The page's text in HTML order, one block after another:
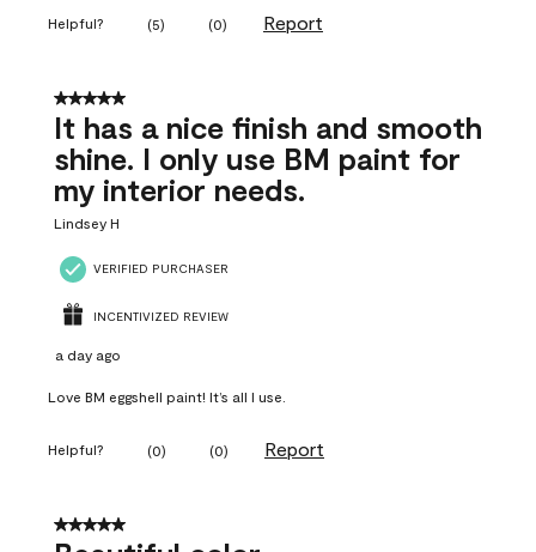
Helpful? (5) (0) Report
5 out of 5 stars.
It has a nice finish and smooth
shine. I only use BM paint for
my interior needs.
Lindsey H
VERIFIED PURCHASER
INCENTIVIZED REVIEW
a day ago
Love BM eggshell paint! It’s all I use.
Helpful? (0) (0) Report
5 out of 5 stars.